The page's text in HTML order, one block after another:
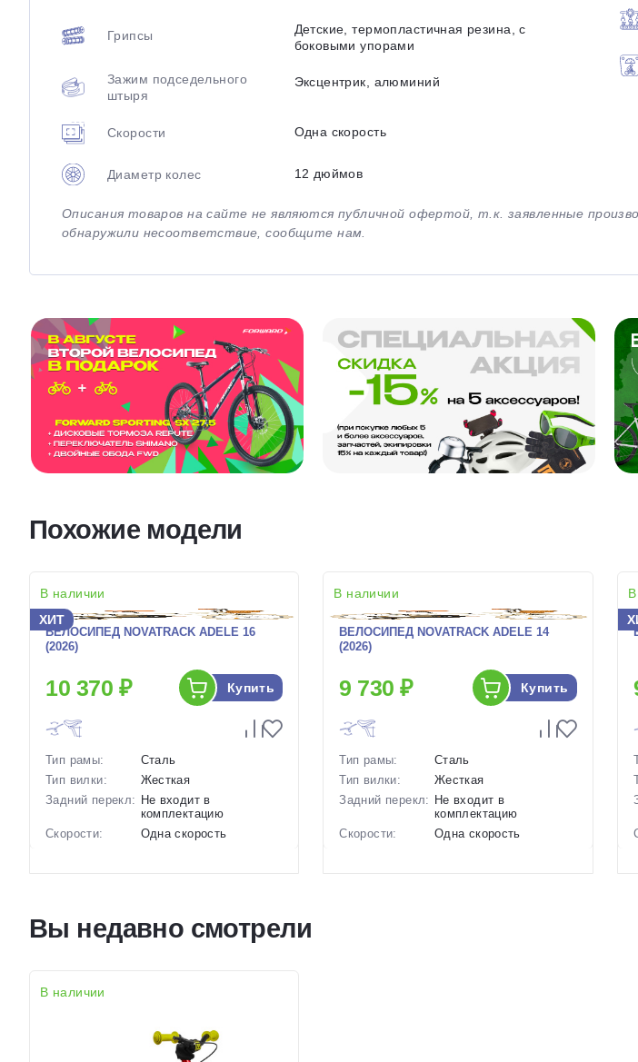
Грипсы
Детские, термопластичная резина, с
боковыми упорами
Зажим подседельного
штыря
Эксцентрик, алюминий
Скорости Одна скорость
Диаметр колес 12 дюймов
Описания товаров на сайте не являются публичной офертой, т.к. заявленные
обнаружили несоответствие, сообщите нам.
Похожие модели
В наличии
ХИТ
ВЕЛОСИПЕД NOVATRACK ADELE 16
(2026)
10 370 ₽ Купить
Тип рамы:
Сталь
Тип вилки:
Жесткая
Задний перекл: Не входит в
комплектацию
Скорости:
Одна скорость
Цвет-размер в
наличии:
Фиолетовый, Зеленый-
Голубой
В наличии
ВЕЛОСИПЕД NOVATRACK ADELE 14
(2026)
9 730 ₽ Купить
Тип рамы:
Сталь
Тип вилки:
Жесткая
Задний перекл: Не входит в
комплектацию
Скорости:
Одна скорость
Вы недавно смотрели
В наличии